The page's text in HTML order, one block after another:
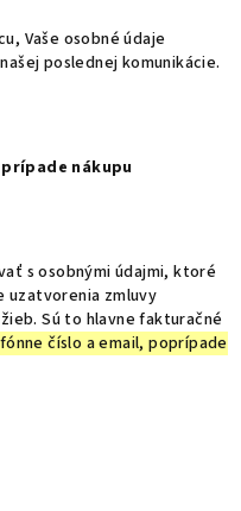
Vaše osobné údaje
poslednej komunikácie.
nákupu
s osobnými údajmi, ktoré
uzatvorenia zmluvy
Sú to hlavne fakturačné
číslo a email, poprípade